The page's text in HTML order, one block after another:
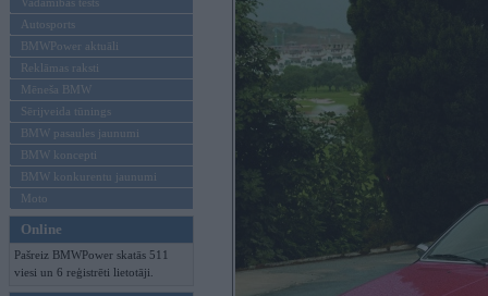
Autosports
BMWPower aktuāli
Reklāmas raksti
Mēneša BMW
Sērijveida tūnings
BMW pasaules jaunumi
BMW koncepti
BMW konkurentu jaunumi
Moto
Online
Pašreiz BMWPower skatās 511
viesi un 6 reģistrēti lietotāji.